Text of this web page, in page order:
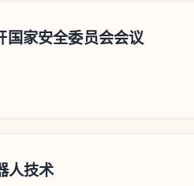
国家安全委员会会议
人技术